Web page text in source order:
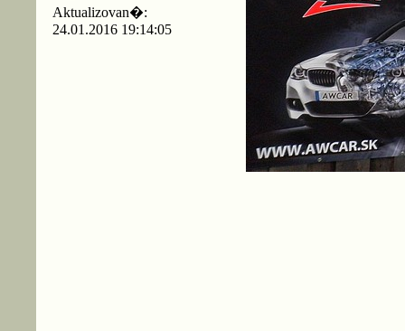
Aktualizovan�:
24.01.2016 19:14:05